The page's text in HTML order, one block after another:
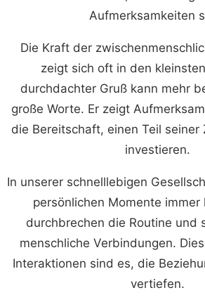
Aufmerksamkeiten
Die Kraft der
zeigt sich oft in den
durchdachter Gruß kann mehr
große Worte. Er zeigt
die Bereitschaft, einen Teil seiner
investieren.
In unserer schnelllebigen
persönlichen Momente immer
durchbrechen die Routine und
menschliche Verbindungen.
Interaktionen sind es, die
vertiefen.